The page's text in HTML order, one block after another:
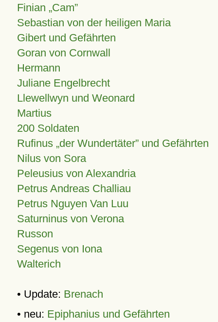
Finian Cam
Sebastian von der heiligen Maria
Gibert und Gefährten
Goran von Cornwall
Hermann
Juliane Engelbrecht
Llewellwyn und Weonard
Martius
200 Soldaten
Rufinus „der Wundertäter” und Gefährten
Nilus von Sora
Peleusius von Alexandria
Petrus Andreas Challiau
Petrus Nguyen Van Luu
Saturninus von Verona
Russon
Segenus von Iona
Walterich
• Update: Brenach
• neu: Epiphanius und Gefährten